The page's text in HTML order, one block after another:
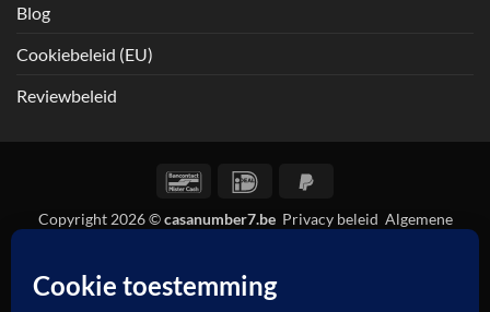
Blog
Cookiebeleid (EU)
Reviewbeleid
BancontactIDeal
Copyright 2026 ©casanumber7.be Privacy beleid Algemene